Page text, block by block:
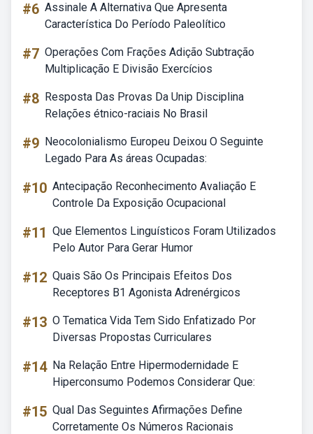
#6 Assinale A Alternativa Que Apresenta
Característica Do Período Paleolítico
#7 Operações Com Frações Adição Subtração
Multiplicação E Divisão Exercícios
#8 Resposta Das Provas Da Unip Disciplina
Relações étnico-raciais No Brasil
#9 Neocolonialismo Europeu Deixou O Seguinte
Legado Para As áreas Ocupadas:
#10 Antecipação Reconhecimento Avaliação E
Controle Da Exposição Ocupacional
#11 Que Elementos Linguísticos Foram Utilizados
Pelo Autor Para Gerar Humor
#12 Quais São Os Principais Efeitos Dos
Receptores B1 Agonista Adrenérgicos
#13 O Tematica Vida Tem Sido Enfatizado Por
Diversas Propostas Curriculares
#14 Na Relação Entre Hipermodernidade E
Hiperconsumo Podemos Considerar Que:
#15 Qual Das Seguintes Afirmações Define
Corretamente Os Números Racionais